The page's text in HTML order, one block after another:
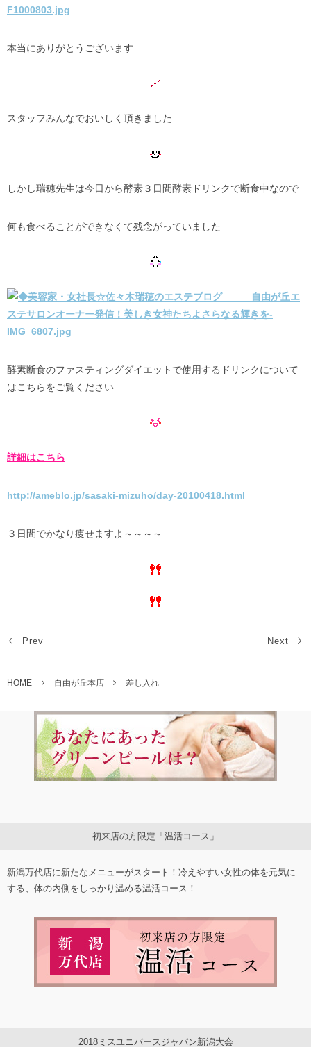
本当にありがとうございます
スタッフみんなでおいしく頂きました
しかし瑞穂先生は今日から酵素３日間酵素ドリンクで断食中なので
何も食べることができなくて残念がっていました
酵素断食のファスティングダイエットで使用するドリンクについて
はこちらをご覧ください
詳細はこちら
http://ameblo.jp/sasaki-mizuho/day-20100418.html
３日間でかなり痩せますよ～～～～
Prev Next
HOME 自由が丘本店 差し入れ
初来店の方限定「温活コース」
新潟万代店に新たなメニューがスタート！冷えやすい女性の体を元気に
する、体の内側をしっかり温める温活コース！
2018ミスユニバースジャパン新潟大会